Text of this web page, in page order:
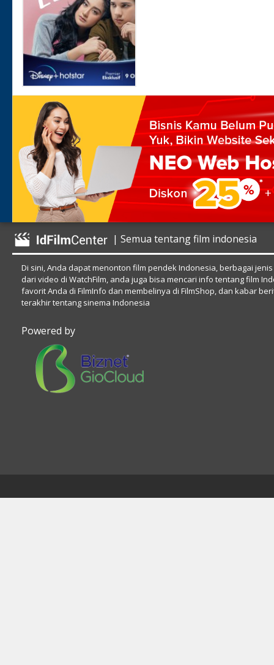
| Semua tentang film indonesia
Di sini, Anda dapat menonton film pendek Indonesia, berbagai
dari video di WatchFilm, anda juga bisa mencari info tentang film
favorit Anda di FilmInfo dan membelinya di FilmShop, dan kabar
terakhir tentang sinema Indonesia
Powered by